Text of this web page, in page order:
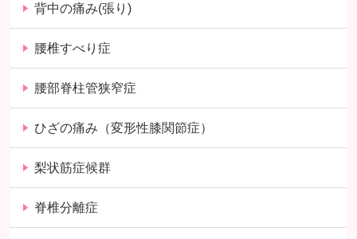
背中の痛み(張り)
腰椎すべり症
腰部脊柱管狭窄症
ひざの痛み（変形性膝関節症）
梨状筋症候群
脊椎分離症